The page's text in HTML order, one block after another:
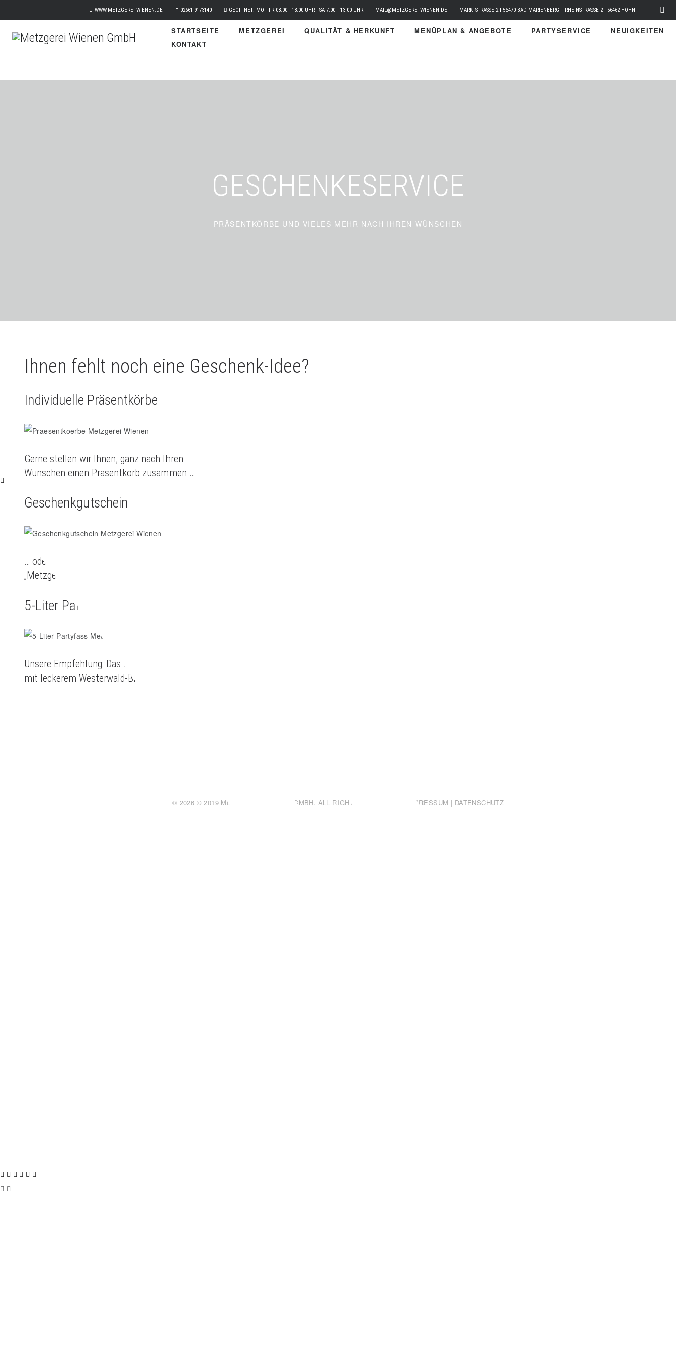
WWW.METZGEREI-WIENEN.DE 02661 9173140 GEÖFFNET: MO - FR 08.00 - 18.00 UHR I SA 7.00 - 13.00 UHR MAIL@METZGEREI-WIENEN.DE MARKTSTRASSE 2 I 56470 BAD MARIENBERG + RHEINSTRASSE 2 I 56462 HÖHN
STARTSEITE METZGEREI QUALITÄT & HERKUNFT MENÜPLAN & ANGEBOTE PARTYSERVICE
NEUIGKEITEN
KONTAKT
GESCHENKESERVICE
PRÄSENTKÖRBE UND VIELES MEHR NACH IHREN WÜNSCHEN
Ihnen fehlt noch eine Geschenk-Idee?
Individuelle Präsentkörbe
Gerne stellen wir Ihnen, ganz nach Ihren
Wünschen einen Präsentkorb zusammen …
Geschenkgutschein
… oder verschenken Sie doch einen
„Metzgerei-Wienen-Geschenkgutschein”.
5-Liter Partyfass
Unsere Empfehlung: Das 5-Liter-Partyfass
mit leckerem Westerwald-Bräu
© 2026 © 2019 METZGEREI WIENEN GMBH. ALL RIGHTS RESERVED. | IMPRESSUM | DATENSCHUTZ